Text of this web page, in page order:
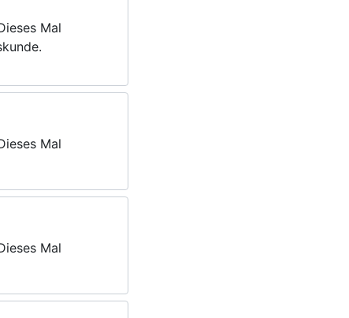
Mal
Mal
Mal